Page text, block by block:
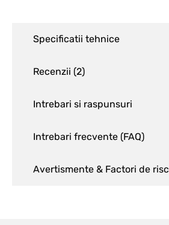
Specificatii tehnice
Recenzii (2)
Intrebari si raspunsuri
Intrebari frecvente (FAQ)
Avertismente & Factori de risc